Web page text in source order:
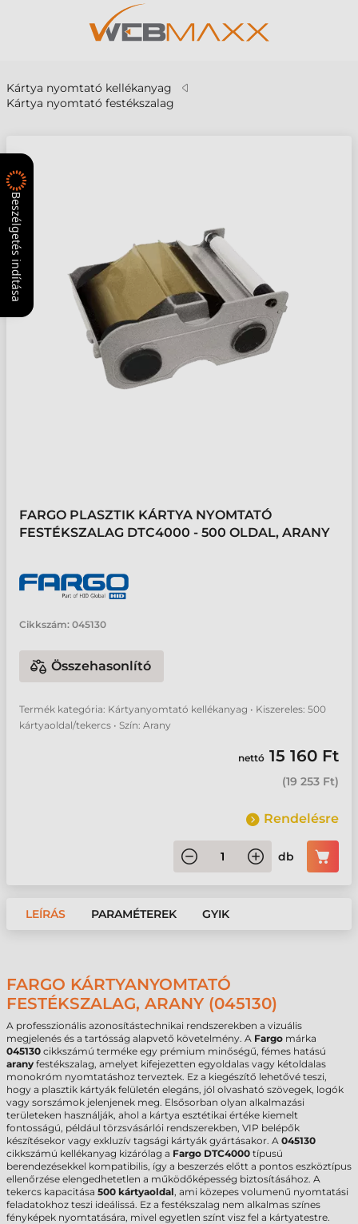
Kártya nyomtató kellékanyag
Kártya nyomtató festékszalag
FARGO PLASZTIK KÁRTYA NYOMTATÓ
FESTÉKSZALAG DTC4000 - 500 OLDAL, ARANY
Cikkszám: 045130
Összehasonlító
Termék kategória: Kártyanyomtató kellékanyag • Kiszereles: 500
kártyaoldal/tekercs • Szín: Arany
nettó 15 160 Ft
(19 253 Ft)
Rendelésre
db
LEÍRÁS PARAMÉTEREK GYIK
FARGO KÁRTYANYOMTATÓ
FESTÉKSZALAG, ARANY (045130)
A professzionális azonosítástechnikai rendszerekben a vizuális
megjelenés és a tartósság alapvető követelmény. A Fargo márka
045130 cikkszámú terméke egy prémium minőségű, fémes hatású
arany festékszalag, amelyet kifejezetten egyoldalas vagy kétoldalas
monokróm nyomtatáshoz terveztek. Ez a kiegészítő lehetővé teszi,
hogy a plasztik kártyák felületén elegáns, jól olvasható szövegek, logók
vagy sorszámok jelenjenek meg. Elsősorban olyan alkalmazási
területeken használják, ahol a kártya esztétikai értéke kiemelt
fontosságú, például törzsvásárlói rendszerekben, VIP belépők
készítésekor vagy exkluzív tagsági kártyák gyártásakor. A 045130
cikkszámú kellékanyag kizárólag a Fargo DTC4000 típusú
berendezésekkel kompatibilis, így a beszerzés előtt a pontos eszköztípus
ellenőrzése elengedhetetlen a működőképesség biztosításához. A
tekercs kapacitása 500 kártyaoldal, ami közepes volumenű nyomtatási
feladatokhoz teszi ideálissá. Ez a festékszalag nem alkalmas színes
fényképek nyomtatására, mivel egyetlen színt visz fel a kártyatestre.
Beszélgetés indítása